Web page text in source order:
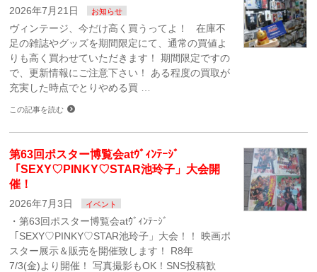
2026年7月21日 お知らせ
ヴィンテージ、今だけ高く買うってよ！ 在庫不
足の雑誌やグッズを期間限定にて、通常の買値よ
りも高く買わせていただきます！ 期間限定ですの
で、更新情報にご注意下さい！ ある程度の買取が
充実した時点でとりやめる買 …
この記事を読む
第63回ポスター博覧会atｳﾞｨﾝﾃｰｼﾞ
「SEXY♡PINKY♡STAR池玲子」大会開
催！
2026年7月3日 イベント
・第63回ポスター博覧会atｳﾞｨﾝﾃｰｼﾞ
「SEXY♡PINKY♡STAR池玲子」大会！！ 映画ポ
スター展示＆販売を開催致します！ R8年
7/3(金)より開催！ 写真撮影もOK！SNS投稿歓